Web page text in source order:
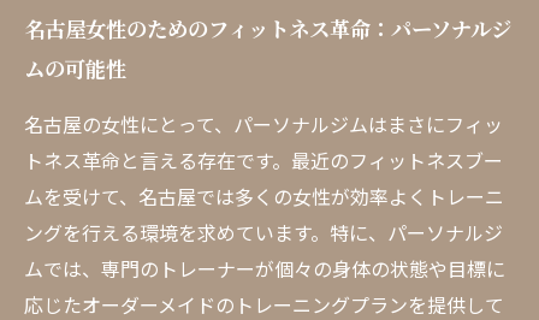
専門トレーナーがサポート：自信を持てる体作
りのステップ
女性専用の環境で安心トレーニング！名古屋の
魅力的なパーソナルジム
理想のスタイルを手に入れる！成功事例の紹介
名古屋のパーソナルジム選びのポイントとおす
すめジムランキング
名古屋女性のためのフィットネス革命：パーソナルジ
ムの可能性
名古屋の女性にとって、パーソナルジムはまさにフィッ
トネス革命と言える存在です。最近のフィットネスブー
ムを受けて、名古屋では多くの女性が効率よくトレーニ
ングを行える環境を求めています。特に、パーソナルジ
ムでは、専門のトレーナーが個々の身体の状態や目標に
応じたオーダーメイドのトレーニングプランを提供して